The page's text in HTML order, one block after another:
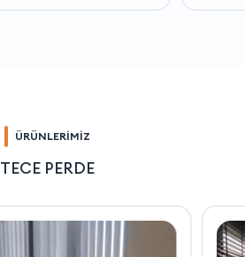
ÜRÜNLERİMİZ
TECE PERDE